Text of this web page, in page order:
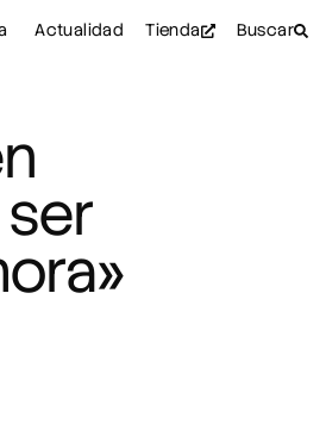
Actualidad Tienda Buscar